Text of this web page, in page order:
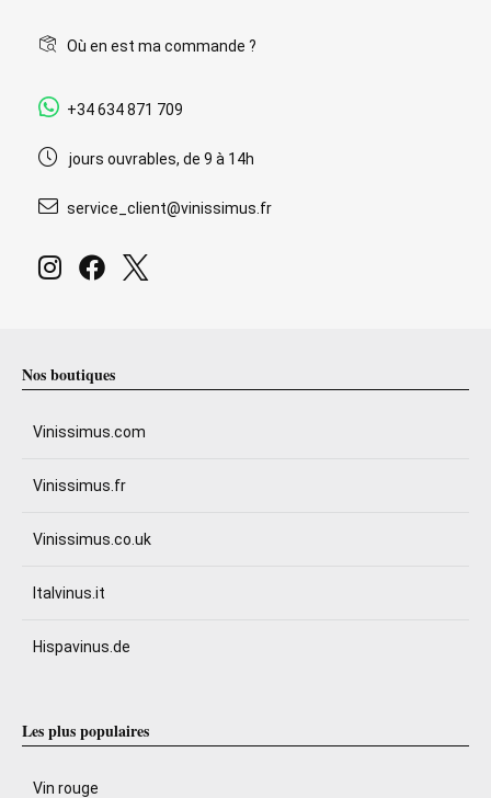
Où en est ma commande ?
+34 634 871 709
jours ouvrables, de 9 à 14h
service_client@vinissimus.fr
Nos boutiques
Vinissimus.com
Vinissimus.fr
Vinissimus.co.uk
Italvinus.it
Hispavinus.de
Les plus populaires
Vin rouge